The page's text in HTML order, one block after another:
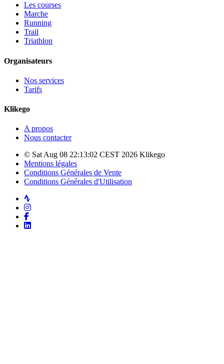
Les courses
Marche
Running
Trail
Triathlon
Organisateurs
Nos services
Tarifs
Klikego
A propos
Nous contacter
© Sat Aug 08 22:13:02 CEST 2026 Klikego
Mentions légales
Conditions Générales de Vente
Conditions Générales d'Utilisation
Strava
Instagram
Facebook
LinkedIn